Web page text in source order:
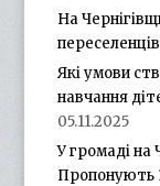
На
Які умови
навчання
05.11.2025
У громаді на
Пропонують